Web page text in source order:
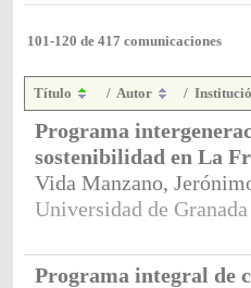
101-120 de 417 comunicaciones
Título / Autor /
Programa
sostenibilidad en La
Vida Manzano,
Universidad de Granada
Programa integral de